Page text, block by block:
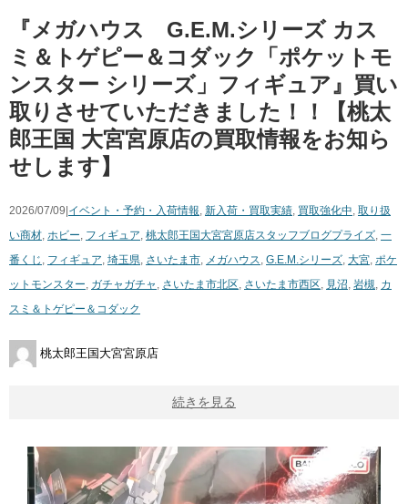
『メガハウス G.E.M.シリーズ カス
ミ＆トゲピー＆コダック「ポケットモ
ンスター シリーズ」フィギュア』買い
取りさせていただきました！！【桃太
郎王国 大宮宮原店の買取情報をお知ら
せします】
2026/07/09| イベント・予約・入荷情報, 新入荷・買取実績, 買取強化中, 取り扱
い商材, ホビー, フィギュア, 桃太郎王国大宮宮原店スタッフブログプライズ, 一
番くじ , フィギュア, 埼玉県, さいたま市, メガハウス, G.E.M.シリーズ, 大宮, ポケ
ットモンスター, ガチャガチャ , さいたま市北区, さいたま市西区, 見沼, 岩槻, カ
スミ＆トゲピー＆コダック
桃太郎王国大宮宮原店
続きを見る